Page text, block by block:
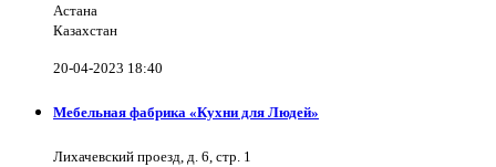
Астана
Казахстан
20-04-2023 18:40
Мебельная фабрика «Кухни для Людей»
Лихачевский проезд, д. 6, стр. 1